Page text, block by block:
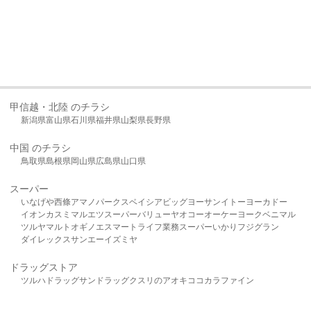
甲信越・北陸 のチラシ
新潟県富山県石川県福井県山梨県長野県
中国 のチラシ
鳥取県島根県岡山県広島県山口県
スーパー
いなげや西條アマノパークスベイシア ビッグヨーサンイトーヨーカドー
イオンカスミ マルエツスーパーバリューヤオコーオーケー ヨークベニマル
ツルヤマルト オギノ エスマート ライフ業務スーパーいかり フジグラン
ダイレックスサンエーイズミヤ
ドラッグストア
ツルハドラッグサンドラッグクスリのアオキ ココカラファイン